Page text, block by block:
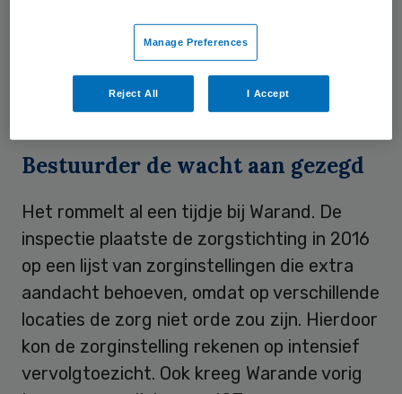
opspraak, doordat ook op het terrein van de
medicatie niet werd voldaan aan alle
veiligheidseisen. Dat is inmiddels wel op
Bestuurder de wacht aan gezegd
Het rommelt al een tijdje bij Warand. De
inspectie plaatste de zorgstichting in 2016
op een lijst van zorginstellingen die extra
aandacht behoeven, omdat op verschillende
locaties de zorg niet orde zou zijn. Hierdoor
kon de zorginstelling rekenen op intensief
vervolgtoezicht. Ook kreeg Warande vorig
Manage Preferences
Reject All I Accept